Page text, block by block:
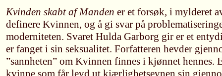
Kvinden skabt af Manden er et forsøk, i mylderet
definere Kvinnen, og å gi svar på
moderniteten. Svaret Hulda Garborg gir er et
er fanget i sin seksualitet. Forfatteren hevder
”sannheten” om Kvinnen finnes i kjønnet hennes.
kvinne som får levd ut kjærlighetsevnen sin